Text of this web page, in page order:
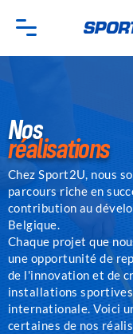
Nos
réalisations
Chez Sport2U, nous
parcours riche en
contribution au
Belgique.
Chaque projet que
une opportunité de
de l'innovation et de
installations sportives
internationale.Voici
certaines de nos